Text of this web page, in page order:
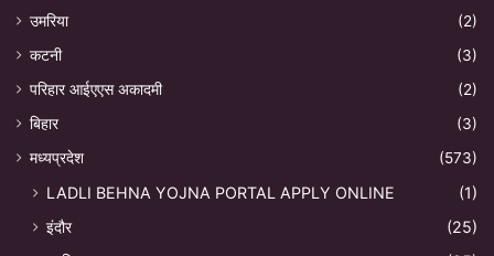
उमरिया
(2)
कटनी
(3)
परिहार आईएएस अकादमी
(2)
बिहार
(3)
मध्यप्रदेश
(573)
LADLI BEHNA YOJNA PORTAL APPLY ONLINE
(1)
इंदौर
(25)